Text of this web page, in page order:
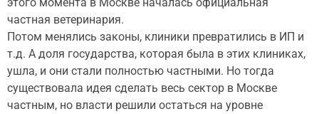
частная ветеринария.
Потом менялись законы, клиники превратились в ИП и
т.д. А доля государства, которая была в этих клиниках,
ушла, и они стали полностью частными. Но тогда
существовала идея сделать весь сектор в Москве
частным, но власти решили остаться на уровне